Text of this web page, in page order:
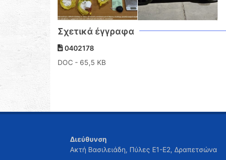
Σχετικά έγγραφα
0402178
DOC - 65,5 KB
Διεύθυνση
Ακτή Βασιλειάδη, Πύλες Ε1-Ε2, Δραπετσώνα